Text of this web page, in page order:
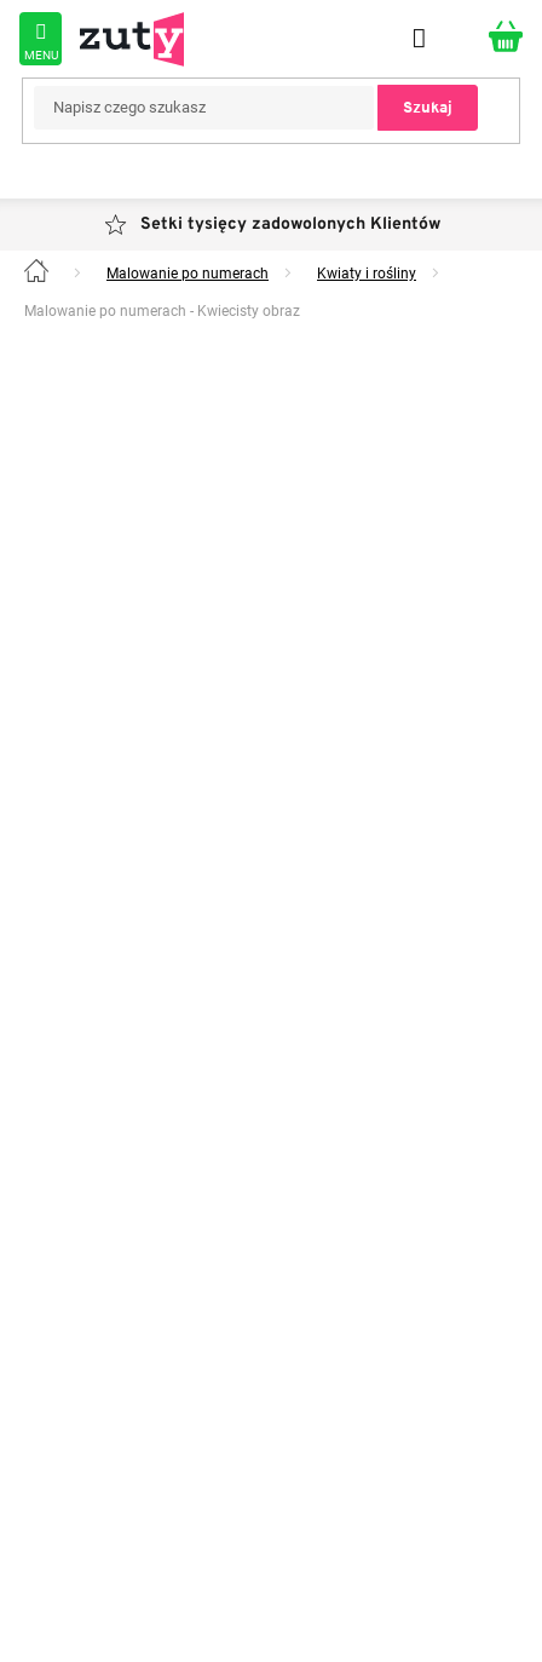
Przejść
treści
Szukaj
Setki tysięcy zadowolonych Klientów
Home Malowanie po numerach Kwiaty i rośliny
Malowanie po numerach - Kwiecisty obraz